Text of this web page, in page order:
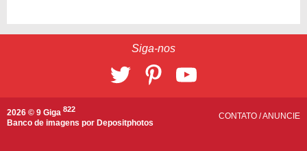
Siga-nos
2026 © 9 Giga 822
Banco de imagens por Depositphotos
CONTATO /ANUNCIE